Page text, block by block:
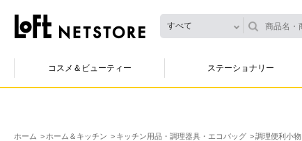
すべて
コスメ＆ビューティー ステーショナリー
ホーム ホーム＆キッチン キッチン用品・調理器具・エコバッグ 調理便利小物